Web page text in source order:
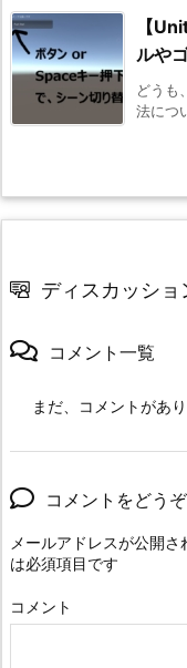
【
ルや
どうも
法につ
ディスカッショ
コメント一覧
まだ、コメントがあ
コメントをどうぞ
メールアドレスが公開さ
は必須項目です
コメント